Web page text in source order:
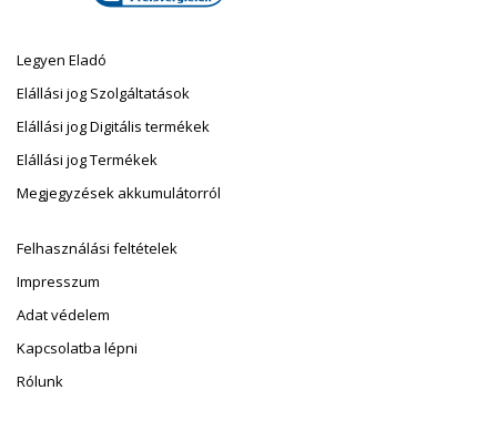
Legyen Eladó
Elállási jog Szolgáltatások
Elállási jog Digitális termékek
Elállási jog Termékek
Megjegyzések akkumulátorról
Felhasználási feltételek
Impresszum
Adat védelem
Kapcsolatba lépni
Rólunk